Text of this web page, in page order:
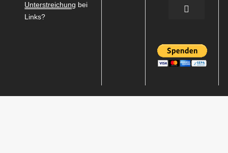
Unterstreichung bei
Links?